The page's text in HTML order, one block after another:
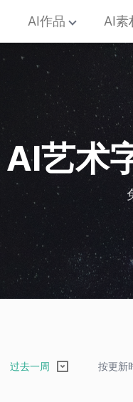
AI作品 AI素
AI艺
过去一周 按更新